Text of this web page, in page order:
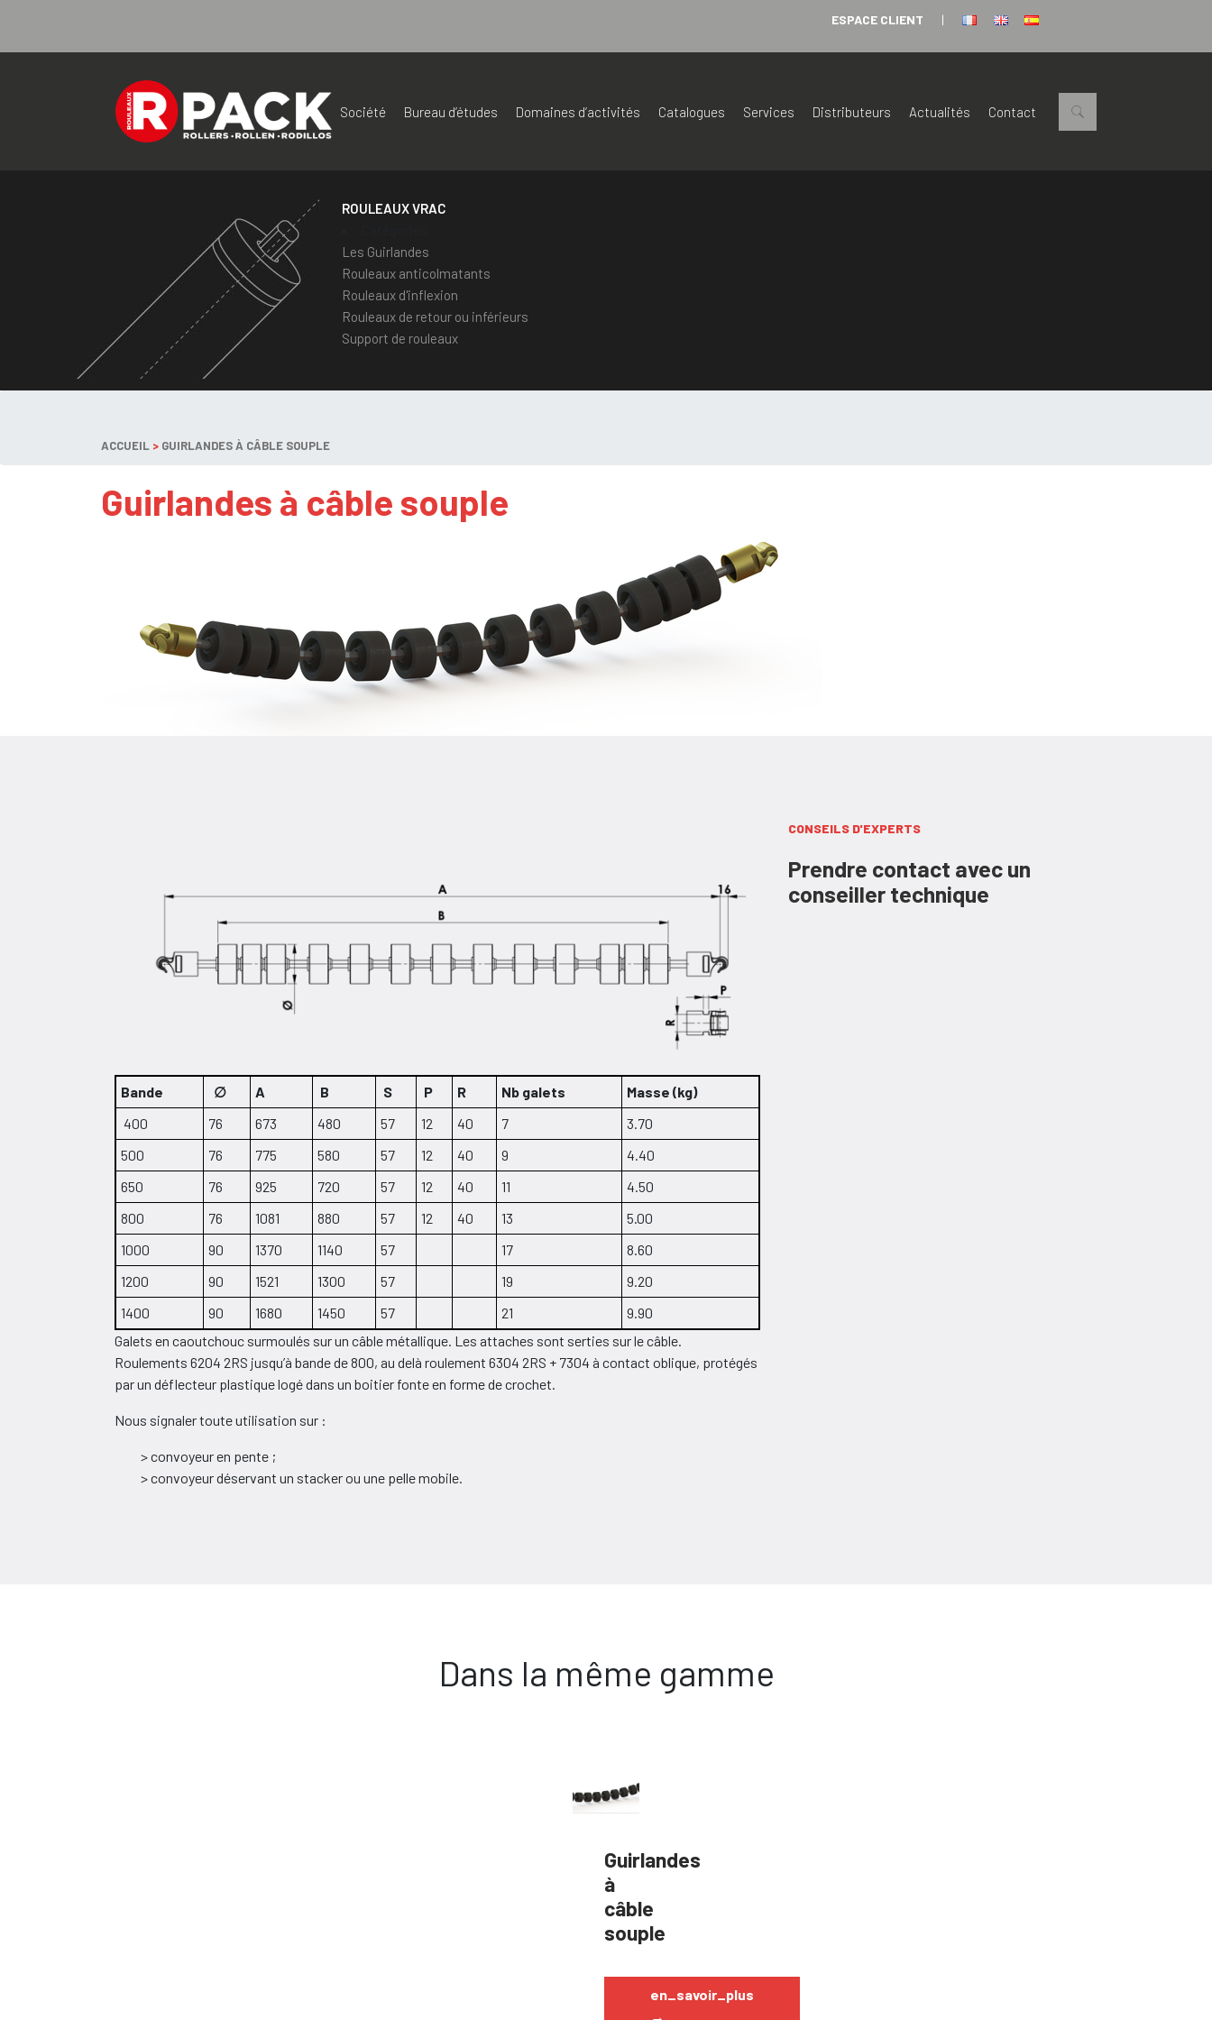
ESPACE CLIENT |
Société Bureau d’études Domaines d’activités Catalogues Services Distributeurs Actualités Contact
ROULEAUX VRAC
Les Guirlandes
Rouleaux anticolmatants
Rouleaux d'inflexion
Rouleaux de retour ou inférieurs
Support de rouleaux
ACCUEIL > GUIRLANDES À CÂBLE SOUPLE
Guirlandes à câble souple
Bande ∅ A B S P R Nb galets
Masse (kg)
400
76 673 480 57 12 40 7
3.70
500
76 775 580 57 12 40 9
4.40
650
76 925 720 57 12 40 11
4.50
800
76 1081 880 57 12 40 13
5.00
1000
90 1370 1140 57 17
8.60
1200
90 1521 1300 57 19
9.20
1400
90 1680 1450 57 21
9.90
Galets en caoutchouc surmoulés sur un câble métallique. Les attaches sont serties sur le câble.
Roulements 6204 2RS jusqu’à bande de 800, au delà roulement 6304 2RS + 7304 à contact oblique, protégés
par un déflecteur plastique logé dans un boitier fonte en forme de crochet.
Nous signaler toute utilisation sur :
convoyeur en pente ;
convoyeur déservant un stacker ou une pelle mobile.
CONSEILS D'EXPERTS
Prendre contact avec un
conseiller technique
Dans la même gamme
Guirlandes
à
câble
souple
en_savoir_plus
→